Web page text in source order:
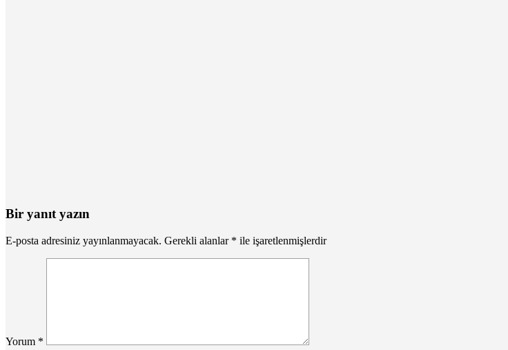
Bir yanıt yazın
E-posta adresiniz yayınlanmayacak. Gerekli alanlar * ile işaretlenmişlerdir
Yorum *